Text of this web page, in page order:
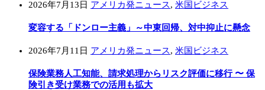
2026年7月13日 アメリカ発ニュース, 米国ビジネス
変容する「ドンロー主義」～中東回帰、対中抑止に懸念
2026年7月11日 アメリカ発ニュース, 米国ビジネス
保険業務人工知能、請求処理からリスク評価に移行 〜 保
険引き受け業務での活用も拡大